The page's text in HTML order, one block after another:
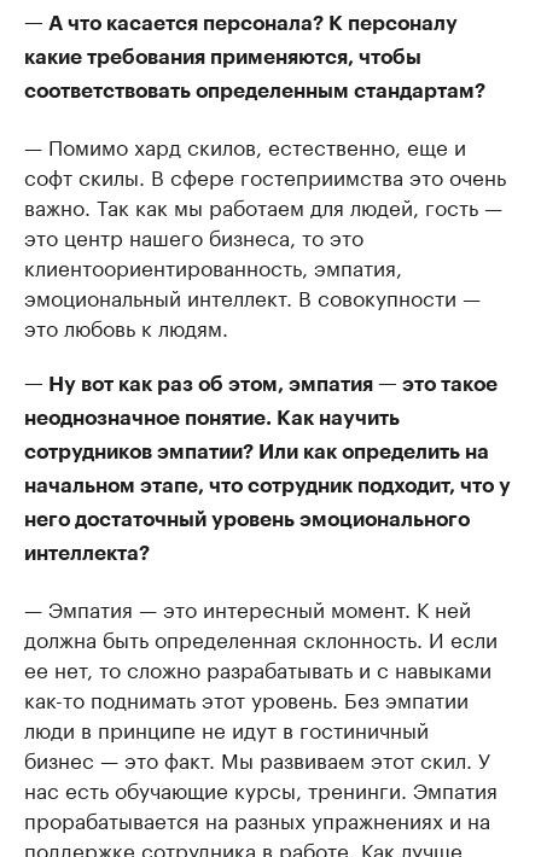
— А что касается персонала? К персоналу
какие требования применяются, чтобы
соответствовать определенным стандартам?
— Помимо хард скилов, естественно, еще и
софт скилы. В сфере гостеприимства это очень
важно. Так как мы работаем для людей, гость —
это центр нашего бизнеса, то это
клиентоориентированность, эмпатия,
эмоциональный интеллект. В совокупности —
это любовь к людям.
— Ну вот как раз об этом, эмпатия — это такое
неоднозначное понятие. Как научить
сотрудников эмпатии? Или как определить на
начальном этапе, что сотрудник подходит, что у
него достаточный уровень эмоционального
интеллекта?
— Эмпатия — это интересный момент. К ней
должна быть определенная склонность. И если
ее нет, то сложно разрабатывать и с навыками
как-то поднимать этот уровень. Без эмпатии
люди в принципе не идут в гостиничный
бизнес — это факт. Мы развиваем этот скил. У
нас есть обучающие курсы, тренинги. Эмпатия
прорабатывается на разных упражнениях и на
поддержке сотрудника в работе. Как лучше